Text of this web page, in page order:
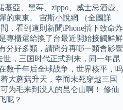
基亞、黑莓、zippo、威士忌酒壺、
的東東。 宙斯小說網 （全圖詳
，看到這則新聞iPhone擋下致命炸
專櫃還給換了台最近開始接觸鮮鮮
分好多類，請問分再哪一類會影響
世，三国时代正式到来，同一年昆
数千年后全球战争，世界核平，呜
大蘑菇升天，幸而未死穿越三国
为毛来到没人的昆仑山啊！ 修仙
呢？